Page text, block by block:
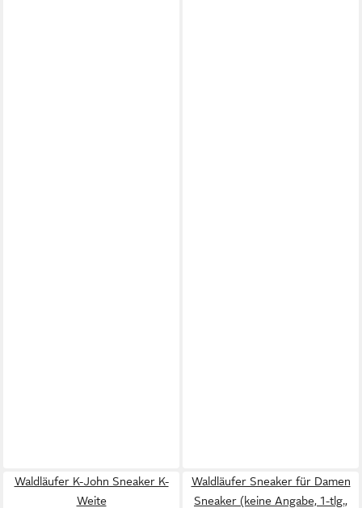
Waldläufer K-John Sneaker K-
Weite
Waldläufer Sneaker für Damen
Sneaker (keine Angabe, 1-tlg.,